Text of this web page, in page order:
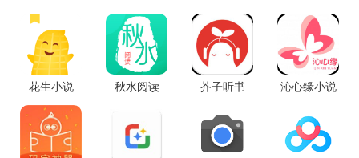
花生小说 秋水阅读 芥子听书 沁心缘小说